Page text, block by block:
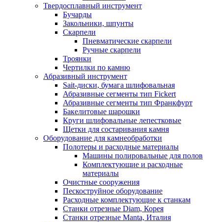
Твердосплавный инструмент
Бучарды
Закольники, шпунты
Скарпели
Пневматические скарпели
Ручные скарпели
Троянки
Чертилки по камню
Абразивный инструмент
Sait-диски, бумага шлифовальная
Абразивные сегменты тип Fickert
Абразивные сегменты тип Франкфурт
Бакелитовые шарошки
Круги шлифовальные лепестковые
Щетки для состаривания камня
Оборудование для камнеобработки
Полотеры и расходные материалы
Машины полировальные для полов
Комплектующие и расходные
материалы
Очистные сооружения
Пескоструйное оборудование
Расходные комплектующие к станкам
Станки отрезные Diam, Корея
Станки отрезные Manta, Италия